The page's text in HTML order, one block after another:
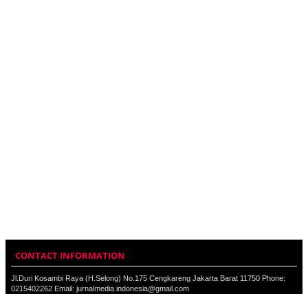
CONTACT INFORMATION
Jl.Duri Kosambi Raya (H.Selong) No.175 Cengkareng Jakarta Barat 11750 Phone:
0215402262 Email: jurnalmedia.indonesia@gmail.com